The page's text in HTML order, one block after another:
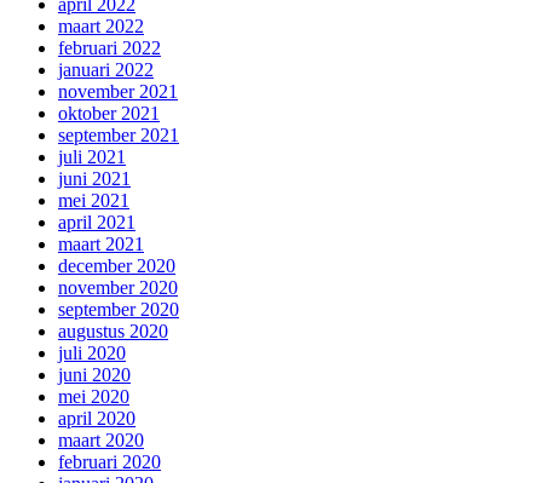
maart 2022
februari 2022
januari 2022
november 2021
oktober 2021
september 2021
juli 2021
juni 2021
mei 2021
april 2021
maart 2021
december 2020
november 2020
september 2020
augustus 2020
juli 2020
juni 2020
mei 2020
april 2020
maart 2020
februari 2020